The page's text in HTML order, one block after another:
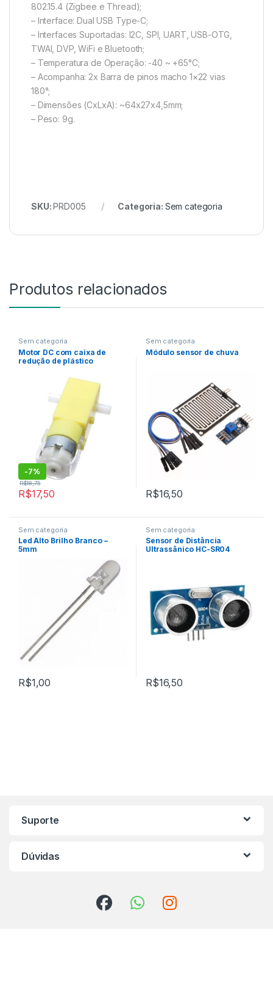
802.15.4 (Zigbee e Thread);
– Interface: Dual USB Type-C;
– Interfaces Suportadas: I2C, SPI, UART, USB-OTG,
TWAI, DVP, WiFi e Bluetooth;
– Temperatura de Operação: -40 ~ +65°C;
– Acompanha: 2x Barra de pinos macho 1×22 vias
180°;
– Dimensões (CxLxA): ~64x27x4,5mm;
– Peso: 9g.
SKU:PRD005 Categoria: Sem categoria
Produtos relacionados
Sem categoria
Motor DC com caixa de
redução de plástico
-7%
R$17,50
R$18,75
Sem categoria
Módulo sensor de chuva
R$16,50
Sem categoria
Led Alto Brilho Branco –
5mm
R$1,00
Sem categoria
Sensor de Distância
Ultrassânico HC-SR04
R$16,50
Suporte
Dúvidas